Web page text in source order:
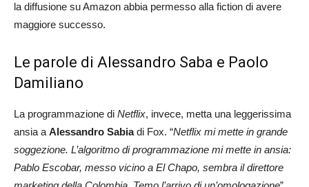
la diffusione su Amazon abbia permesso alla fiction di avere
maggiore successo.
Le parole di Alessandro Saba e Paolo
Damiliano
La programmazione di Netflix, invece, metta una leggerissima
ansia a Alessandro Sabiadi Fox. “Netflix mi mette in grande
soggezione. L’algoritmo di programmazione mi mette in ansia:
Pablo Escobar, messo vicino a El Chapo, sembra il direttore